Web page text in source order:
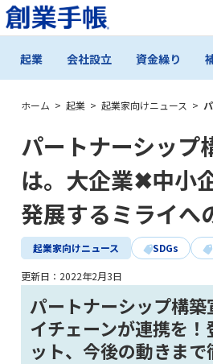
起業 会社設立 資金繰り
ホーム > 起業 > 起業家向けニュース >
パートナーシップ
は。大企業✖中小
発展するミライへ
起業家向けニュース SDGs
更新日： 2022年2月3日
パートナーシップ構築
イチェーンが連携を！
ット、今後の動きま